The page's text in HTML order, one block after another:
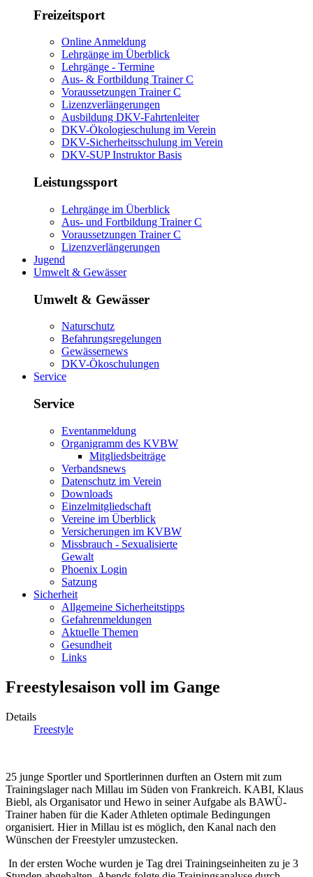
Freizeitsport
Online Anmeldung
Lehrgänge im Überblick
Lehrgänge - Termine
Aus- & Fortbildung Trainer C
Voraussetzungen Trainer C
Lizenzverlängerungen
Ausbildung DKV-Fahrtenleiter
DKV-Ökologieschulung im Verein
DKV-Sicherheitsschulung im Verein
DKV-SUP Instruktor Basis
Leistungssport
Lehrgänge im Überblick
Aus- und Fortbildung Trainer C
Voraussetzungen Trainer C
Lizenzverlängerungen
Jugend
Umwelt & Gewässer
Umwelt & Gewässer
Naturschutz
Befahrungsregelungen
Gewässernews
DKV-Ökoschulungen
Service
Service
Eventanmeldung
Organigramm des KVBW
Mitgliedsbeiträge
Verbandsnews
Datenschutz im Verein
Downloads
Einzelmitgliedschaft
Vereine im Überblick
Versicherungen im KVBW
Missbrauch - Sexualisierte
Gewalt
Phoenix Login
Satzung
Sicherheit
Allgemeine Sicherheitstipps
Gefahrenmeldungen
Aktuelle Themen
Gesundheit
Links
Freestylesaison voll im Gange
Details
Freestyle
25 junge Sportler und Sportlerinnen durften an Ostern mit zum
Trainingslager nach Millau im Süden von Frankreich. KABI, Klaus
Biebl, als Organisator und Hewo in seiner Aufgabe als BAWÜ-
Trainer haben für die Kader Athleten optimale Bedingungen
organisiert. Hier in Millau ist es möglich, den Kanal nach den
Wünschen der Freestyler umzustecken.
In der ersten Woche wurden je Tag drei Trainingseinheiten zu je 3